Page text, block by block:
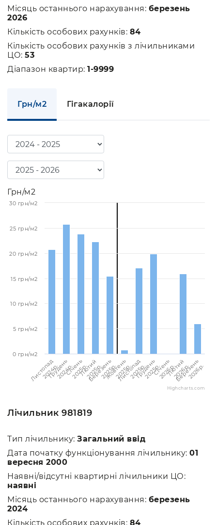
Місяць останнього нарахування: березень
2026
Кількість особових рахунків: 84
Кількість особових рахунків з лічильниками
ЦО: 53
Діапазон квартир: 1-9999
Грн/м2 Гігакалорії
Грн/м2
Листопад
2024p.
Грудень
2024p.Січень
2025p.Лютий
2025p.
Березень
2025p.
Жовтень
2025p.
Листопад
2025p.
Грудень
2025p.Січень
2026p.Лютий
2026p.
Березень
2026p.
0 грн/м2
5 грн/м2
10 грн/м2
15 грн/м2
20 грн/м2
25 грн/м2
30 грн/м2
Highcharts.com
Лічильник 981819
Тип лічильнику: Загальний ввід
Дата початку функціонування лічильнику: 01
вересня 2000
Наявні/відсутні квартирні лічильники ЦО:
наявні
Місяць останнього нарахування: березень
2024
Кількість особових рахунків: 84